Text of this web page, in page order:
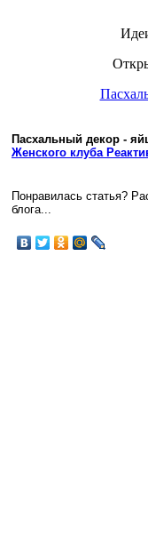
Пасхальный декор -
Женского клуба
Понравилась статья?
блога...